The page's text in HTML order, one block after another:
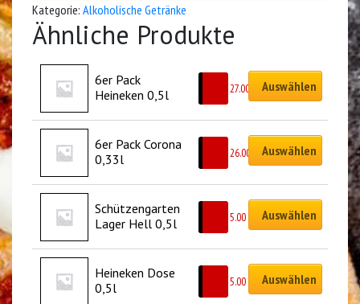
Kategorie: Alkoholische Getränke
Ähnliche Produkte
6er Pack
Heineken 0,5l
27.00 Auswählen
6er Pack Corona
0,33l
26.00 Auswählen
Schützengarten
Lager Hell 0,5l
5.00 Auswählen
Heineken Dose
0,5l
5.00 Auswählen